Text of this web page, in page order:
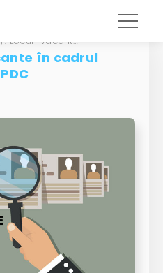
ANUNȚ! Locuri vacante în cadrul subdiviziunilor DGPDC
în cadrul